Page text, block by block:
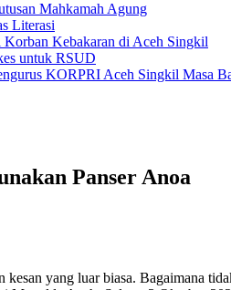
Mahkamah Agung
Literasi
Kebakaran di Aceh Singkil
untuk RSUD
KORPRI Aceh Singkil Masa
Panser Anoa
yang luar biasa. Bagaimana